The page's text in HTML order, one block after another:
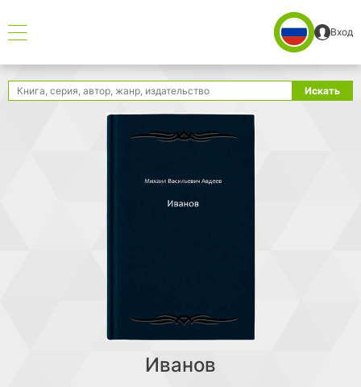
Вход
Поиск Искать
Иванов